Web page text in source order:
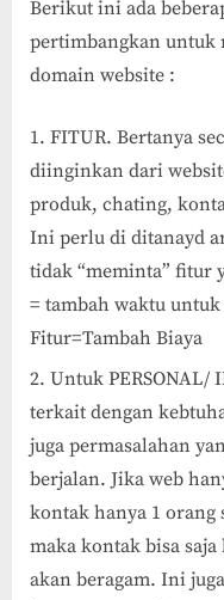
Berikut ini ada
pertimbangkan untuk
domain website :
FITUR. Bertanya
diinginkan dari
produk, chating,
Ini perlu di ditanayd
tidak “meminta” fitur
= tambah waktu
Fitur=Tambah Biaya
Untuk PERSONAL/
terkait dengan
juga permasalahan
berjalan. Jika web
kontak hanya 1 orang
maka kontak bisa
akan beragam. Ini